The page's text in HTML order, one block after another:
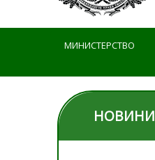
МИНИСТЕРСТВО
НОВИНИ